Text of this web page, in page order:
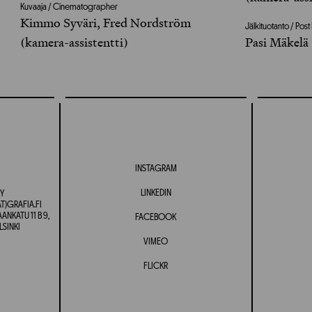
Kuvaaja / Cinematographer
Kimmo Syväri, Fred Nordström
(kamera-assistentti)
Jälkituotanto /
Pasi Mäkelä
11 B 9,
INSTAGRAM
LINKEDIN
FACEBOOK
VIMEO
FLICKR